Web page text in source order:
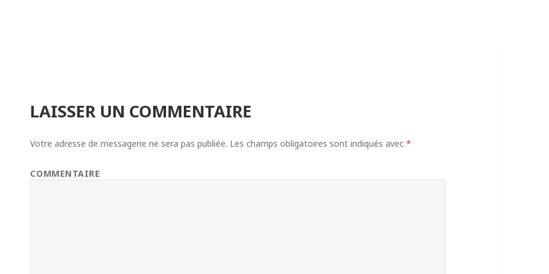
LAISSER UN COMMENTAIRE
Votre adresse de messagerie ne sera pas publiée. Les champs obligatoires sont indiqués avec*
COMMENTAIRE